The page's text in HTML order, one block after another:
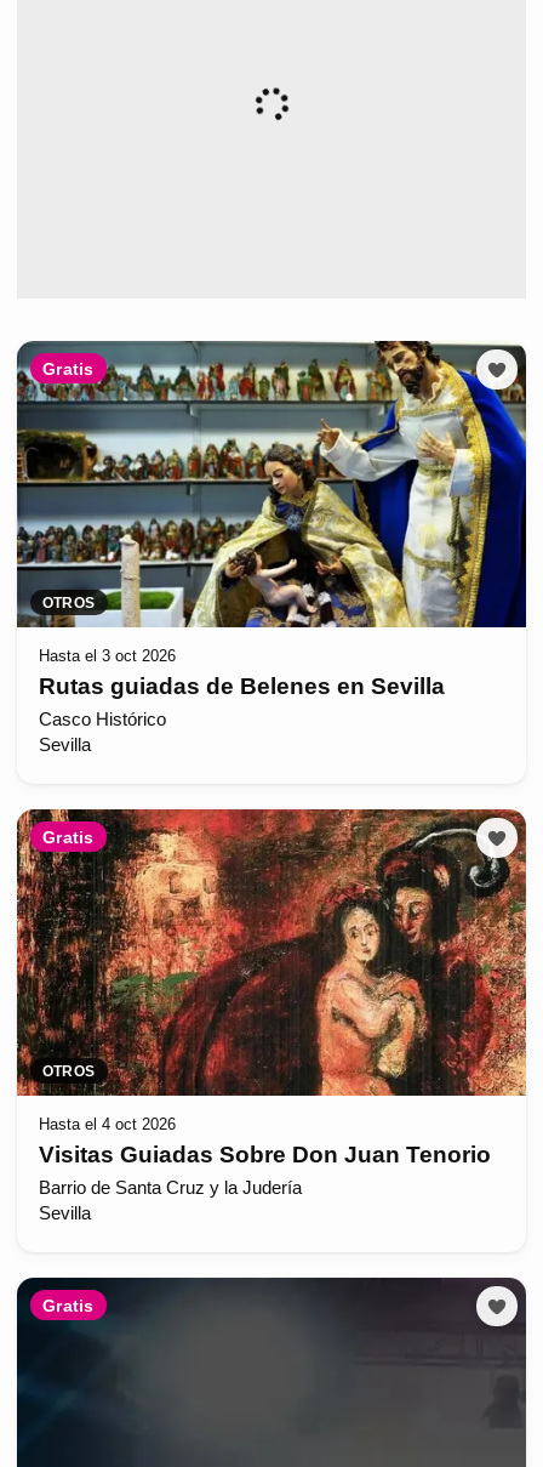
Gratis
OTROS
Hasta el 3 oct 2026
Rutas guiadas de Belenes en Sevilla
Casco Histórico
Sevilla
Gratis
OTROS
Hasta el 4 oct 2026
Visitas Guiadas Sobre Don Juan Tenorio
Barrio de Santa Cruz y la Judería
Sevilla
Gratis